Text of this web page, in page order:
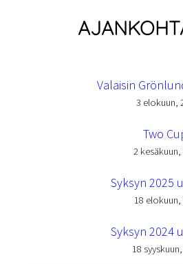
Valaisin
3 elokuun,
Two
2 kesäkuun,
Syksyn 2025
18 elokuun,
Syksyn 2024
18